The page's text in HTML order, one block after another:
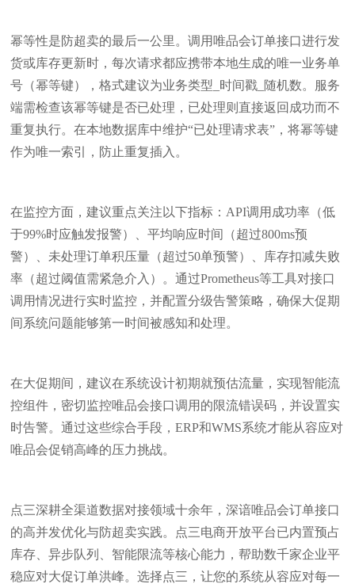
幂等性是防超卖的最后一公里。调用唯品会订单接口进行发
货或库存更新时，每次请求都应携带本地生成的唯一业务单
号（幂等键），格式建议为业务类型_时间戳_随机数。服务
端需检查该幂等键是否已处理，已处理则直接返回成功而不
重复执行。在本地数据库中维护“已处理请求表”，将幂等键
作为唯一索引，防止重复插入。
在监控方面，建议重点关注以下指标：API调用成功率（低
于99%时应触发报警）、平均响应时间（超过800ms预
警）、未处理订单积压量（超过50单预警）、库存扣减失败
率（超过阈值需紧急介入）。通过Prometheus等工具对接口
调用情况进行实时监控，并配置分级告警策略，确保大促期
间系统问题能够第一时间被感知和处理。
在大促期间，建议在系统设计初期就预估流量，实现智能流
控组件，密切监控唯品会接口调用的限流错误码，并设置实
时告警。通过这些综合手段，ERP和WMS系统才能从容应对
唯品会促销高峰的压力挑战。
点三深耕全渠道数据对接领域十余年，深谙唯品会订单接口
的高并发优化与防超卖实践。点三电商开放平台已内置预占
库存、异步队列、智能限流等核心能力，帮助数千家企业平
稳应对大促订单洪峰。选择点三，让您的系统从容应对每一